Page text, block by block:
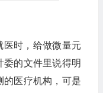
医时，给做微量元
的文件里说得明
的医疗机构，可是